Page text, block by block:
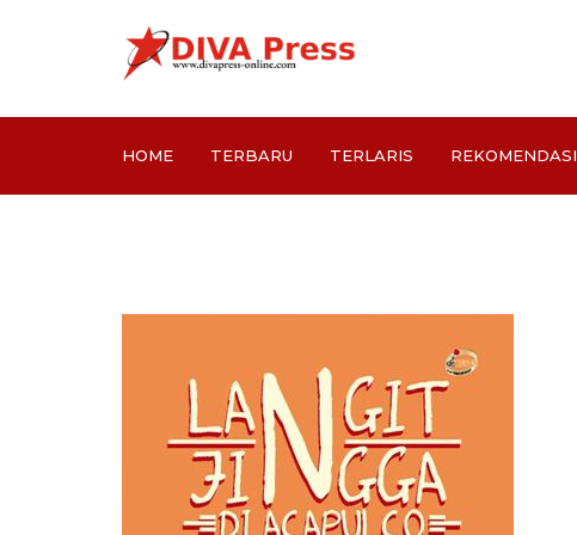
HOME TERBARU TERLARIS REKOMENDASI